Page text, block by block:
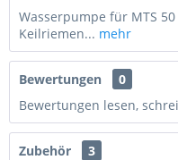
Wasserpumpe für MTS
Keilriemen... mehr
Bewertungen
0
Bewertungen lesen,
Zubehör 3